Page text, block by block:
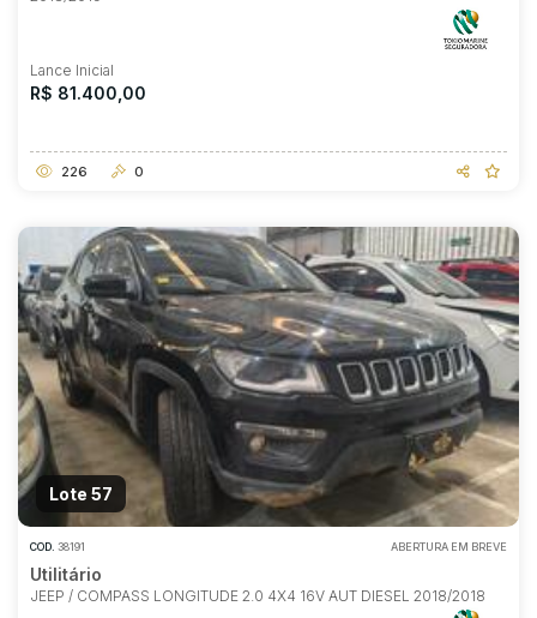
Lance Inicial
R$ 81.400,00
226 0
Lote 57
COD. 38191 ABERTURA EM BREVE
Utilitário
JEEP / COMPASS LONGITUDE 2.0 4X4 16V AUT DIESEL 2018/2018